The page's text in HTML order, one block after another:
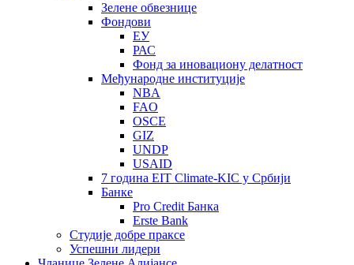
Зелене обвезнице
Фондови
ЕУ
РАС
Фонд за иновациону делатност
Међународне институције
NBA
FAO
OSCE
GIZ
UNDP
USAID
7 година EIT Climate-KIC у Србији
Банке
Pro Credit Банка
Erste Bank
Студије добре праксе
Успешни лидери